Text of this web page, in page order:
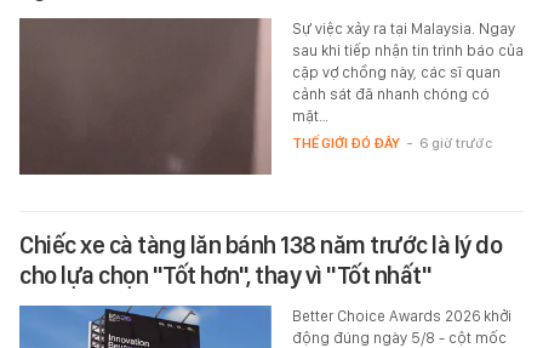
Sự việc xảy ra tại Malaysia. Ngay
sau khi tiếp nhận tin trình báo của
cặp vợ chồng này, các sĩ quan
cảnh sát đã nhanh chóng có
mặt…
THẾ GIỚI ĐÓ ĐÂY - 6 giờ trước
Chiếc xe cà tàng lăn bánh 138 năm trước là lý do
cho lựa chọn "Tốt hơn", thay vì "Tốt nhất"
Better Choice Awards 2026 khởi
động đúng ngày 5/8 - cột mốc